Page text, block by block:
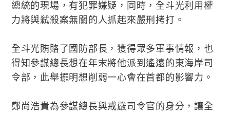
總統的現場，有犯罪嫌疑，同時，全斗光利用權
力將與弒殺案無關的人抓起來嚴刑拷打。
全斗光賄賂了國防部長，獲得眾多軍事情報，也
得知參謀總長想在年末將他派到遙遠的東海岸司
令部，此舉擺明想削弱一心會在首都的影響力。
鄭尚浩貴為參謀總長與戒嚴司令官的身分，讓全